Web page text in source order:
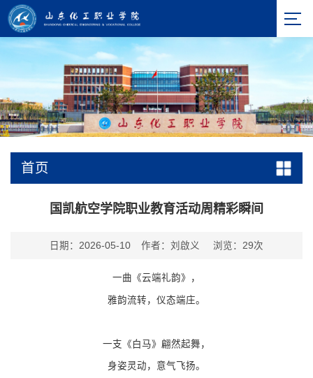
首页
国凯航空学院职业教育活动周精彩瞬间
日期：2026-05-10 作者：刘啟义 浏览： 29次
一曲《云端礼韵》，
雅韵流转，仪态端庄。
一支《白马》翩然起舞，
身姿灵动，意气飞扬。